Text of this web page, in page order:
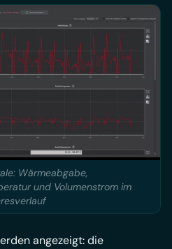
Wärmeabgabe,
und Volumenstrom im
angezeigt: die